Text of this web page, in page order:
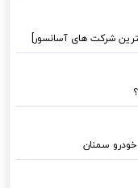
شرکت های آسانسور]